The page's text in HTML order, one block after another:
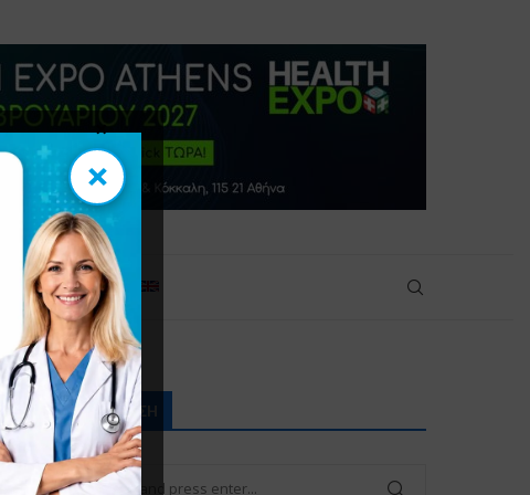
Επικοινωνία
ΑΝΑΖΉΤΗΣΗ
×
×